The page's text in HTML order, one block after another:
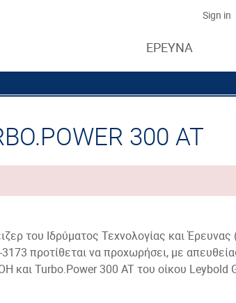
Sign in
ΕΡΕΥΝΑ
300 AT
του Ιδρύματος Τεχνολογίας και Έρευνας
προτίθεται να προχωρήσει, με
και Turbo.Power 300 AT του οίκου Leybold